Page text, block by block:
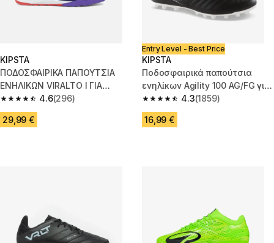
KIPSTA
ΠΟΔΟΣΦΑΙΡΙΚΑ ΠΑΠΟΥΤΣΙΑ
ΕΝΗΛΙΚΩΝ VIRALTO I ΓΙΑ
ΧΛΟΟΤΑΠΗΤΑ ΜΠΛΕ
4.6
4.6 out of 5 stars from 296 reviews
(296)
29,99 €
Entry Level - Best Price
KIPSTA
Ποδοσφαιρικά παπούτσια
ενηλίκων Agility 100 AG/FG για
ξηρά γήπεδα - Μαύρο
4.3
4.3 out of 5 stars from 1859
(1859)
16,99 €